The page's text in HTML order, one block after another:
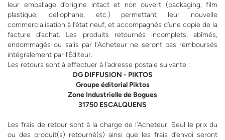
leur emballage d’origine intact et non ouvert (packaging, film
plastique, cellophane, etc.) permettant leur nouvelle
commercialisation à l’état neuf, et accompagnés d’une copie de la
facture d’achat. Les produits retournés incomplets, abîmés,
endommagés ou salis par l’Acheteur ne seront pas remboursés
intégralement par l’Éditeur.
Les retours sont à effectuer à l’adresse postale suivante :
DG DIFFUSION - PIKTOS
Groupe éditorial Piktos
Zone Industrielle de Bogues
31750 ESCALQUENS
Les frais de retour sont à la charge de l’Acheteur. Seul le prix du
ou des produit(s) retourné(s) ainsi que les frais d’envoi seront